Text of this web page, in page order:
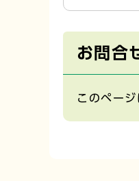
お問合
このページ